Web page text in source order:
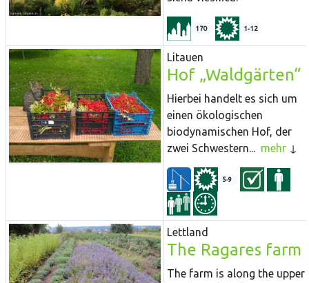
170 1-12
Litauen
Hof „Waldgärten“
Hierbei handelt es sich um
einen ökologischen
biodynamischen Hof, der
zwei Schwestern... mehr
5-9
Lettland
The Ragares farm
The farm is along the upper